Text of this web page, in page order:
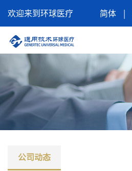
欢迎来到环球医疗 简体
公司动态